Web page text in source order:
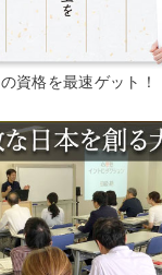
資格を最速ゲット！